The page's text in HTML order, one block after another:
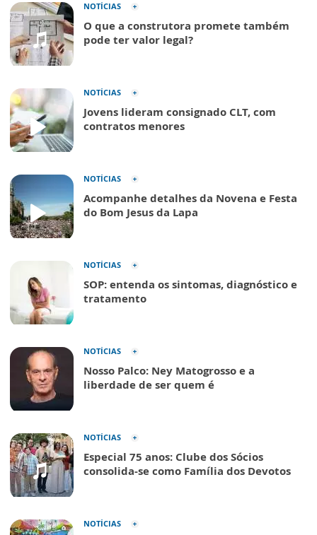
NOTÍCIAS
O que a construtora promete também
pode ter valor legal?
NOTÍCIAS
Jovens lideram consignado CLT, com
contratos menores
NOTÍCIAS
Acompanhe detalhes da Novena e Festa
do Bom Jesus da Lapa
NOTÍCIAS
SOP: entenda os sintomas, diagnóstico e
tratamento
NOTÍCIAS
Nosso Palco: Ney Matogrosso e a
liberdade de ser quem é
NOTÍCIAS
Especial 75 anos: Clube dos Sócios
consolida-se como Família dos Devotos
NOTÍCIAS